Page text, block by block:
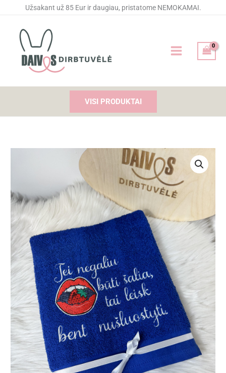
Užsakant už 85 Eur ir daugiau, pristatome NEMOKAMAI.
VISI PRODUKTAI
"Jei
negaliu
būti
šalia..."